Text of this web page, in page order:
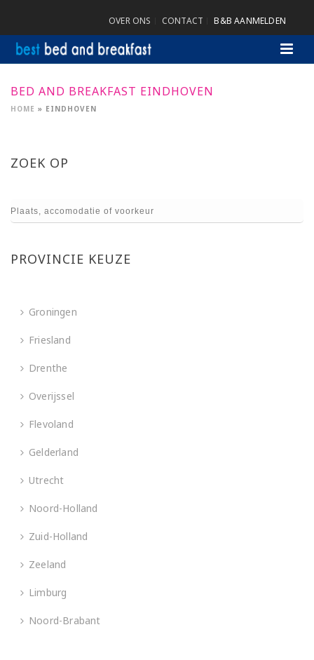
OVER ONS CONTACT B&B AANMELDEN
BED AND BREAKFAST EINDHOVEN
HOME » EINDHOVEN
ZOEK OP
PROVINCIE KEUZE
Groningen
Friesland
Drenthe
Overijssel
Flevoland
Gelderland
Utrecht
Noord-Holland
Zuid-Holland
Zeeland
Limburg
Noord-Brabant